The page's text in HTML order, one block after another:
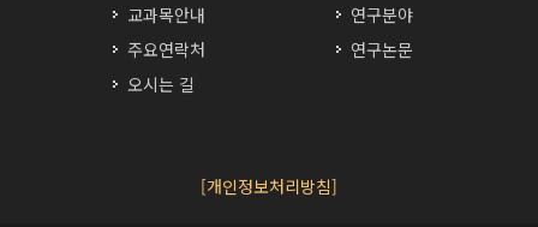
교과목안내
주요연락처
오시는 길
연구분야
연구논문
[개인정보처리방침]